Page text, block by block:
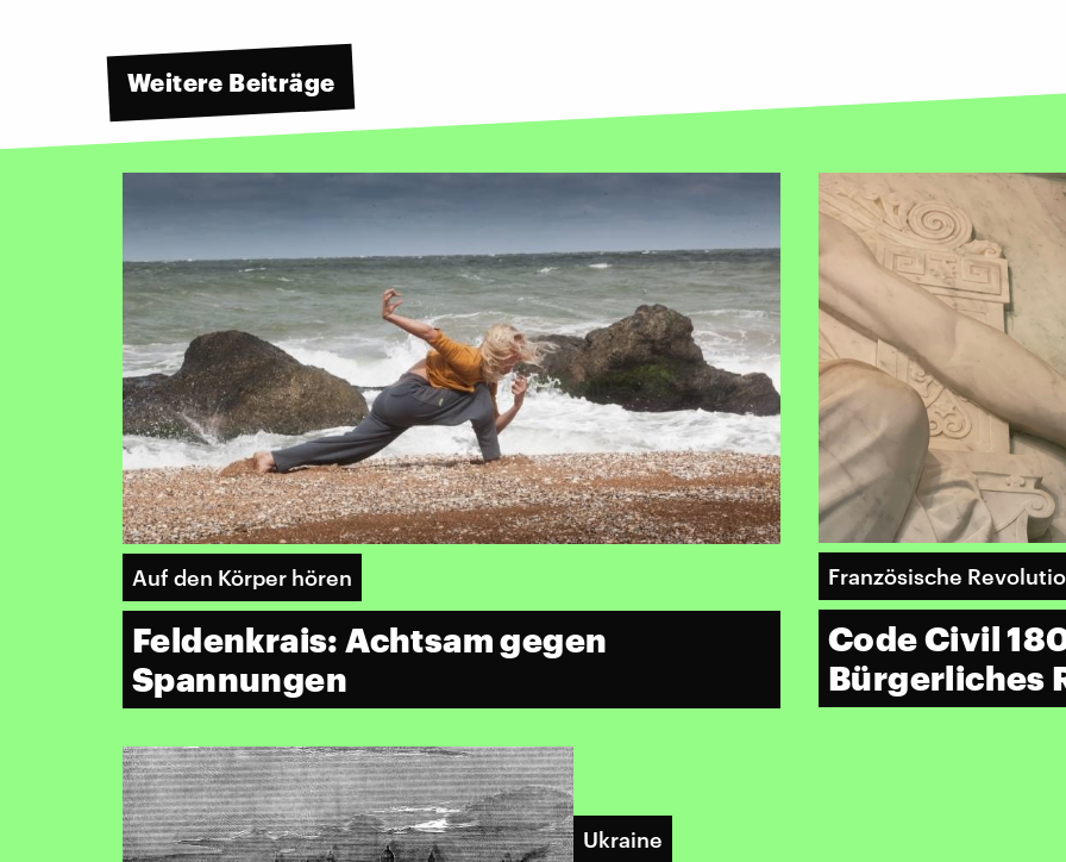
Weitere Beiträge
Auf den Körper hören
Feldenkrais: Achtsam gegen
Spannungen
Französische
Code Civil
Bürgerliches
Ukraine